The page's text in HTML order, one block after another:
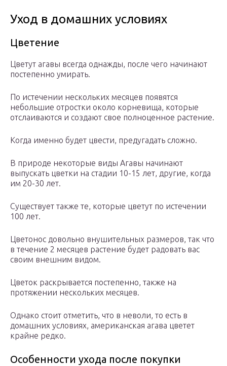
Уход в домашних условиях
Цветение
Цветут агавы всегда однажды, после чего начинают
постепенно умирать.
По истечении нескольких месяцев появятся
небольшие отростки около корневища, которые
отслаиваются и создают свое полноценное растение.
Когда именно будет цвести, предугадать сложно.
В природе некоторые виды Агавы начинают
выпускать цветки на стадии 10-15 лет, другие, когда
им 20-30 лет.
Существует также те, которые цветут по истечении
100 лет.
Цветонос довольно внушительных размеров, так что
в течение 2 месяцев растение будет радовать вас
своим внешним видом.
Цветок раскрывается постепенно, также на
протяжении нескольких месяцев.
Однако стоит отметить, что в неволи, то есть в
домашних условиях, американская агава цветет
крайне редко.
Особенности ухода после покупки